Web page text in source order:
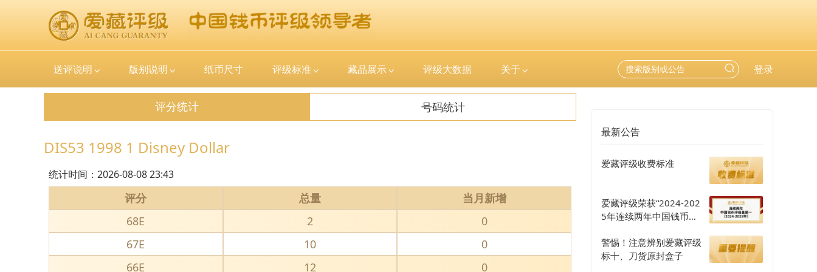
送评说明 版别说明 纸币尺寸 评级标准 藏品展示 评级大数据 关于 登录
评分统计 号码统计
DIS53 1998 1 Disney Dollar
统计时间： 2026-08-08 23:43
评分 总量
当月新增
68E
2
0
67E
10
0
66E
12
0
最新公告
爱藏评级收费标准
爱藏评级荣获“2024-202
5年连续两年中国钱币评
警惕！注意辨别爱藏评级
标十、刀货原封盒子